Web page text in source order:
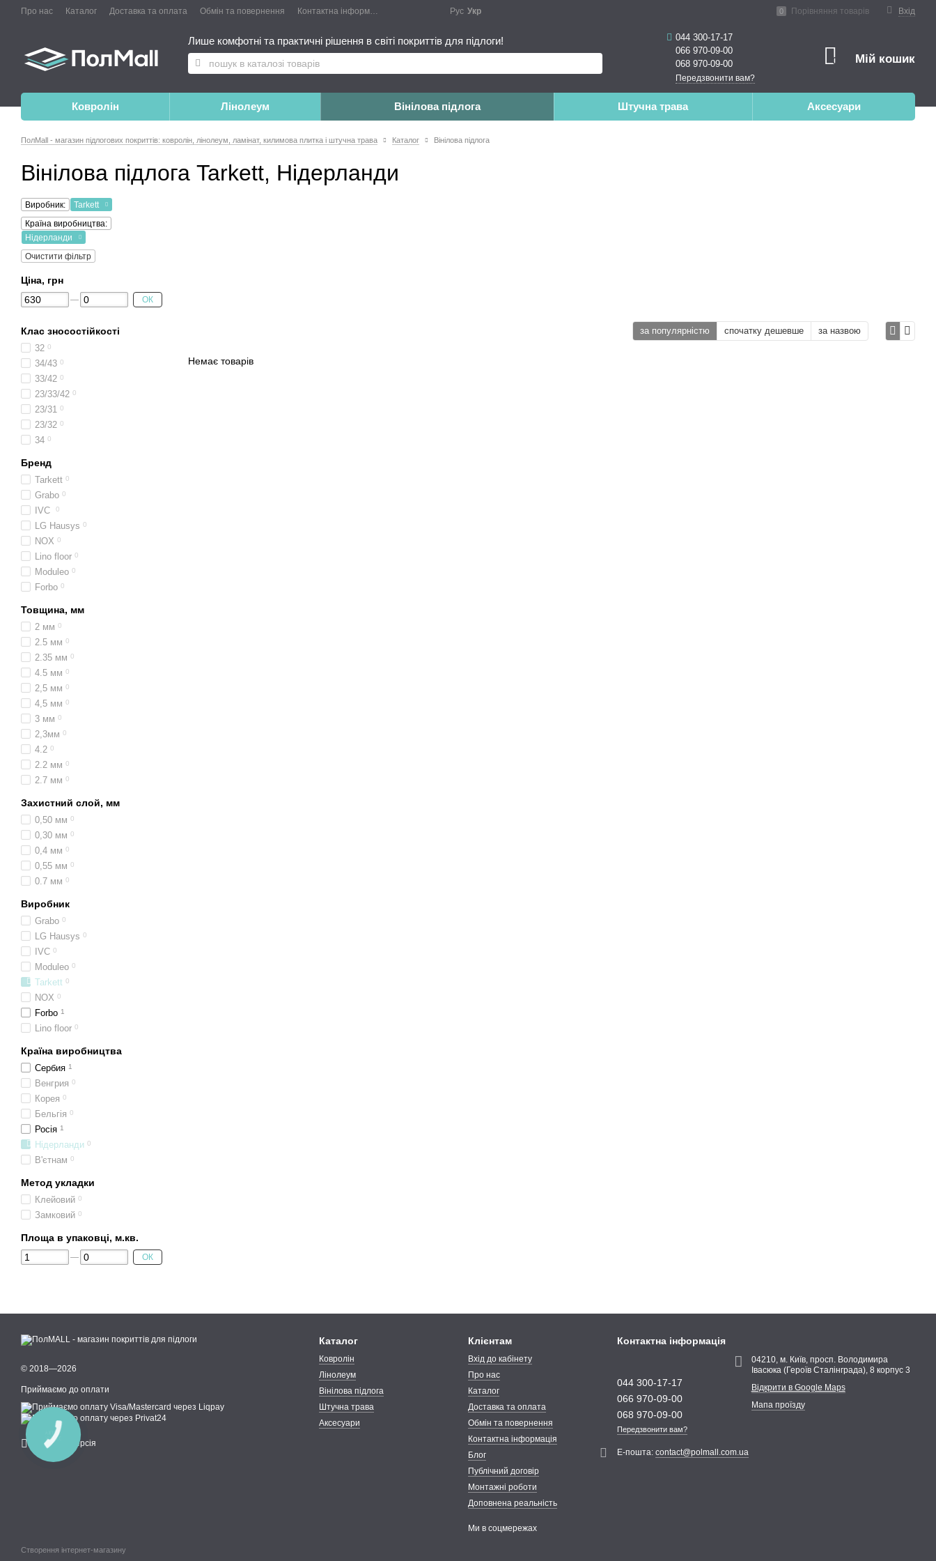
Про нас Каталог Доставка та оплата Обмін та повернення Контактна інформація Публічний договір Вхід
0 Порівняння товарів
Рус Укр
Лише комфотні та практичні рішення в світі покриттів для підлоги!
044 300-17-17
066 970-09-00
068 970-09-00
Передзвонити вам?
0 Мій кошик
Ковролін Лінолеум Вінілова підлога Штучна трава Аксесуари
ПолMall - магазин підлогових покриттів: ковролін, лінолеум, ламінат, килимова плитка і штучна трава Каталог Вінілова підлога
Вінілова підлога Tarkett, Нідерланди
за популярністю спочатку дешевше за назвою
Немає товарів
Виробник:
Tarkett
Країна виробництва:
Нідерланди
Очистити фільтр
Ціна, грн
ОК
Клас зносостійкості
32 0
34/43 0
33/42 0
23/33/42 0
23/31 0
23/32 0
34 0
Бренд
Tarkett 0
Grabo 0
IVC 0
LG Hausys 0
NOX 0
Lino floor 0
Moduleo 0
Forbo 0
Товщина, мм
2 мм 0
2.5 мм 0
2.35 мм 0
4.5 мм 0
2,5 мм 0
4,5 мм 0
3 мм 0
2,3мм 0
4.2 0
2.2 мм 0
2.7 мм 0
Захистний слой, мм
0,50 мм 0
0,30 мм 0
0,4 мм 0
0,55 мм 0
0.7 мм 0
Виробник
Grabo 0
LG Hausys 0
IVC 0
Moduleo 0
Tarkett 0
NOX 0
Forbo 1
Lino floor 0
Країна виробництва
Сербия 1
Венгрия 0
Корея 0
Бельгія 0
Росія 1
Нідерланди 0
В'єтнам 0
Метод укладки
Клейовий 0
Замковий 0
Площа в упаковці, м.кв.
ОК
© 2018—2026
Приймаємо до оплати
Мобільна версія
Каталог
Ковролін
Лінолеум
Вінілова підлога
Штучна трава
Аксесуари
Клієнтам
Вхід до кабінету
Про нас
Каталог
Доставка та оплата
Обмін та повернення
Контактна інформація
Блог
Публічний договір
Монтажні роботи
Доповнена реальність
Ми в соцмережах
Контактна інформація
044 300-17-17
066 970-09-00
068 970-09-00
Передзвонити вам?
04210, м. Київ, просп. Володимира
Івасюка (Героїв Сталінграда), 8 корпус 3
Відкрити в Google Maps
Мапа проїзду
Е-пошта:contact@polmall.com.ua
Створення інтернет-магазину
КНОПКА
ЗВ'ЯЗКУ